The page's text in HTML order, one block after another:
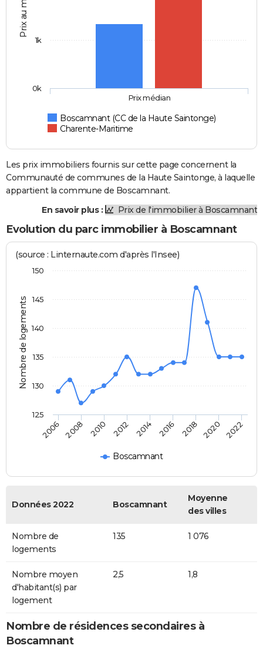
Prix au m2
Boscamnant (CC de la Haute Saintonge)
Charente-Maritime
Prix médian
0k
1k
Les prix immobiliers fournis sur cette page concernent la
Communauté de communes de la Haute Saintonge, à laquelle
appartient la commune de Boscamnant.
En savoir plus :
Prix de l'immobilier à Boscamnant
Evolution du parc immobilier à Boscamnant
Nombre de logements
(source : Linternaute.com d'après l'Insee)
Boscamnant
2006 2008 2010 2012 2014 2016 2018 2020 2022
125
130
135
140
145
150
Données 2022 Boscamnant
Moyenne
des villes
Nombre de
logements
135 1 076
Nombre moyen
d'habitant(s) par
logement
2,5 1,8
Nombre de résidences secondaires à
Boscamnant